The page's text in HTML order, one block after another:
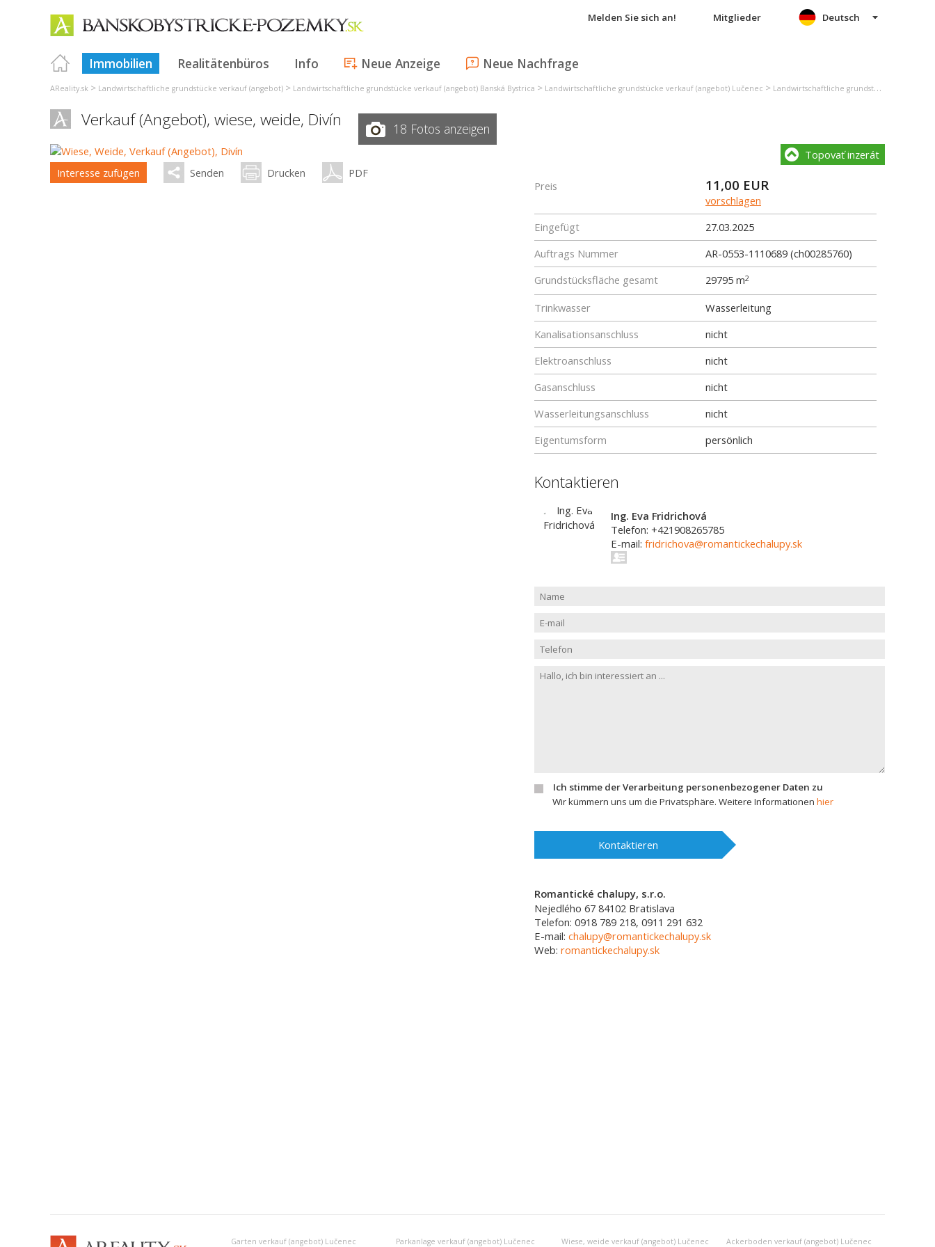
Melden Sie sich an! Mitglieder
Immobilien Realitätenbüros Info Neue Anzeige Neue Nachfrage
Deutsch
AReality.sk > Landwirtschaftliche grundstücke verkauf (angebot) > Landwirtschaftliche grundstücke verkauf (angebot) Banská Bystrica > Landwirtschaftliche grundstücke verkauf (angebot) Lučenec > Landwirtschaftliche grundstücke verkauf (angebot) Divín
Verkauf (Angebot), wiese, weide, Divín 18 Fotos anzeigen
Interesse zufügen Senden Drucken PDF
Topovať inzerát
Preis 11,00 EUR
vorschlagen
Eingefügt
27.03.2025
Auftrags Nummer
AR-0553-1110689 (ch00285760)
Grundstücksfläche gesamt
29795 m2
Trinkwasser
Wasserleitung
Kanalisationsanschluss
nicht
Elektroanschluss
nicht
Gasanschluss
nicht
Wasserleitungsanschluss
nicht
Eigentumsform
persönlich
Kontaktieren
Ing. Eva Fridrichová
Telefon: +421908265785
E-mail: fridrichova@romantickechalupy.sk
Ich stimme der Verarbeitung personenbezogener Daten zu
Wir kümmern uns um die Privatsphäre. Weitere Informationen hier
Kontaktieren
Romantické chalupy, s.r.o.
Nejedlého 67 84102 Bratislava
Telefon: 0918 789 218, 0911 291 632
E-mail: chalupy@romantickechalupy.sk
Web: romantickechalupy.sk
Garten verkauf (angebot) Lučenec Parkanlage verkauf (angebot) Lučenec Wiese, weide verkauf (angebot) Lučenec Ackerboden verkauf (angebot) Lučenec